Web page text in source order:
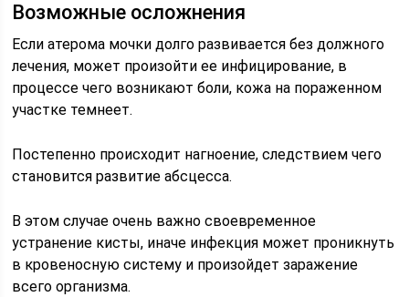
Возможные осложнения
Если атерома мочки долго развивается без должного
лечения, может произойти ее инфицирование, в
процессе чего возникают боли, кожа на пораженном
участке темнеет.
Постепенно происходит нагноение, следствием чего
становится развитие абсцесса.
В этом случае очень важно своевременное
устранение кисты, иначе инфекция может проникнуть
в кровеносную систему и произойдет заражение
всего организма.